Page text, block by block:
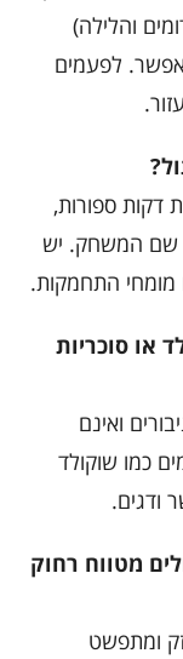
והלילה)
לפעמים
דקות ספורות,
שם המשחק. יש
מומחי התחמקות.
או סוכריות
ואינם
כמו שוקולד
ודגים.
מטווח רחוק
ומתפשט